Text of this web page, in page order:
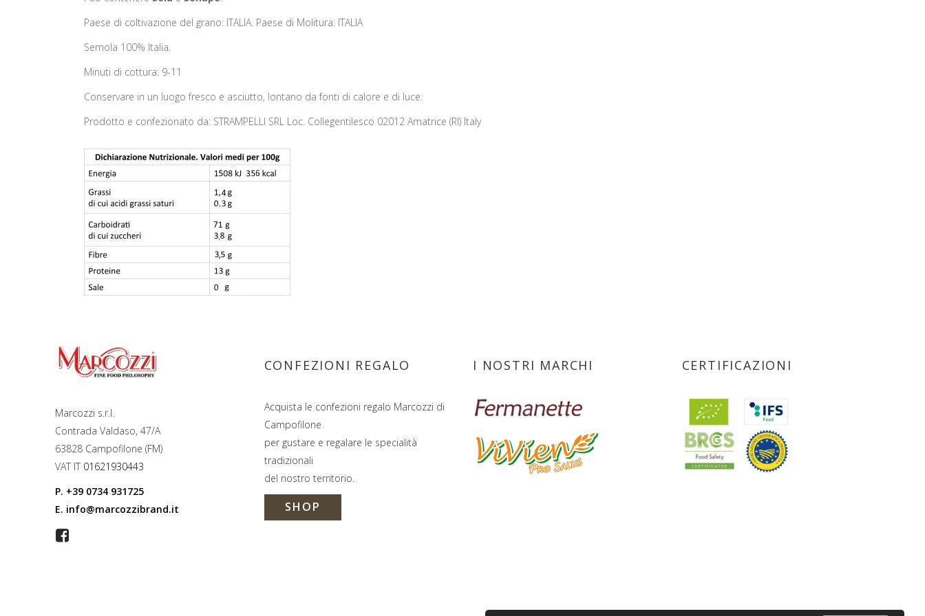
Paese di coltivazione del grano: ITALIA. Paese di Molitura: ITALIA
Semola 100% Italia.
Minuti di cottura: 9-11
Conservare in un luogo fresco e asciutto, lontano da fonti di calore e di luce.
Prodotto e confezionato da: STRAMPELLI SRL Loc. Collegentilesco 02012 Amatrice (RI) Italy
Marcozzi s.r.l.
Contrada Valdaso, 47/A
63828 Campofilone (FM)
VAT IT 01621930443
P. +39 0734 931725
E. info@marcozzibrand.it
CONFEZIONI REGALO
Acquista le confezioni regalo Marcozzi di
Campofilone
per gustare e regalare le specialità
tradizionali
del nostro territorio.
SHOP
I NOSTRI MARCHI CERTIFICAZIONI